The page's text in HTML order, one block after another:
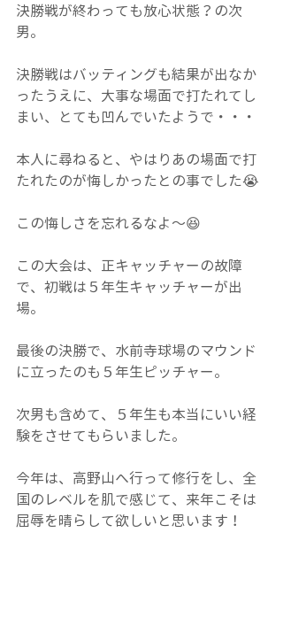
決勝戦が終わっても放心状態？の次
男。
決勝戦はバッティングも結果が出なか
ったうえに、大事な場面で打たれてし
まい、とても凹んでいたようで・・・
本人に尋ねると、やはりあの場面で打
たれたのが悔しかったとの事でした😭
この悔しさを忘れるなよ～😆
この大会は、正キャッチャーの故障
で、初戦は５年生キャッチャーが出
場。
最後の決勝で、水前寺球場のマウンド
に立ったのも５年生ピッチャー。
次男も含めて、５年生も本当にいい経
験をさせてもらいました。
今年は、高野山へ行って修行をし、全
国のレベルを肌で感じて、来年こそは
屈辱を晴らして欲しいと思います！